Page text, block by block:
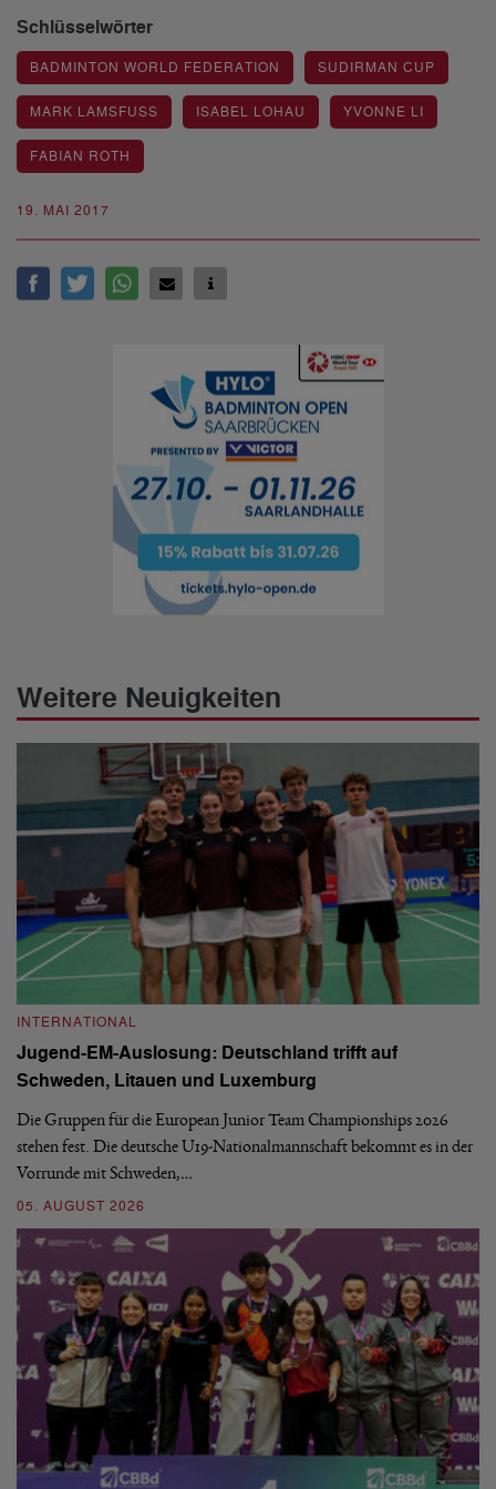
19. MAI 2017
Schlüsselwörter
BADMINTON WORLD FEDERATION SUDIRMAN CUP
MARK LAMSFUSS ISABEL LOHAU YVONNE LI
FABIAN ROTH
Weitere Neuigkeiten
INTERNATIONAL
Jugend-EM-Auslosung: Deutschland trifft auf
Schweden, Litauen und Luxemburg
Die Gruppen für die European Junior Team Championships 2026
stehen fest. Die deutsche U19-Nationalmannschaft bekommt es in der
Vorrunde mit Schweden,…
05. AUGUST 2026